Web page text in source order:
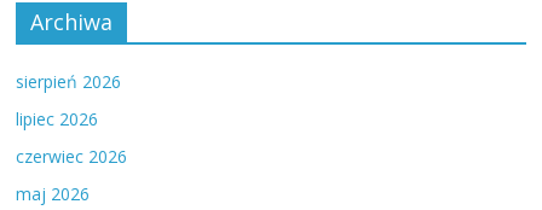
Archiwa
sierpień 2026
lipiec 2026
czerwiec 2026
maj 2026